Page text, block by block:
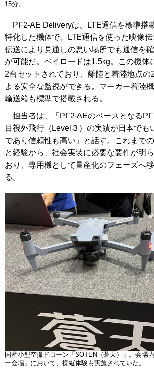
15分。
PF2-AE Deliveryは、LTE通信を標準搭
特化した機体で、LTE通信を使った映像伝
伝送により見通しの悪い場所でも通信を
が可能だ。ペイロードは1.5kg。この機体
2台セットされており、離陸と着陸地点の
よる安全な監視ができる。マーカー着陸
輸送箱も標準で搭載される。
担当者は、「PF2-AEのベースとなる
目視外飛行（Level３）の実績が日本でも
であり信頼性も高い」と話す。これまで
と経験から、社会実装に必要な要件が明
おり、専用機として量産化のフェーズへ
る。
国産小型空撮ドローン「SOTEN（蒼天）」。会場
ー会場」において、操縦体験も実施されていた。